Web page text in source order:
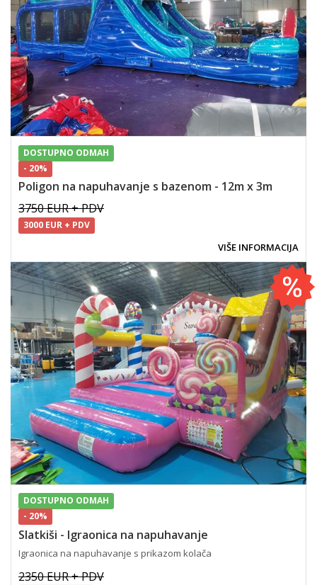
DOSTUPNO ODMAH
- 20%
Poligon na napuhavanje s bazenom - 12m x 3m
3750 EUR + PDV
3000 EUR + PDV
VIŠE INFORMACIJA
DOSTUPNO ODMAH
- 20%
Slatkiši - Igraonica na napuhavanje
Igraonica na napuhavanje s prikazom kolača
2350 EUR + PDV